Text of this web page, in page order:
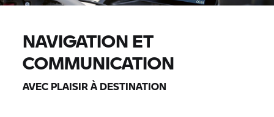
NAVIGATION ET
COMMUNICATION
AVEC PLAISIR À DESTINATION